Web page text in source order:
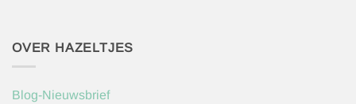
OVER HAZELTJES
Blog-Nieuwsbrief